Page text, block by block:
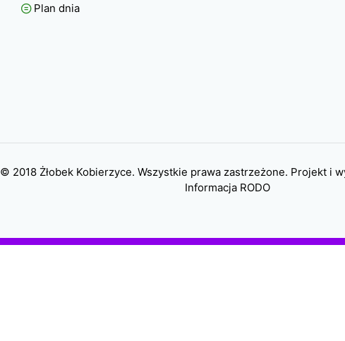
Plan dnia
© 2018 Żłobek Kobierzyce. Wszystkie prawa zastrzeżone. Projekt i
Informacja RODO